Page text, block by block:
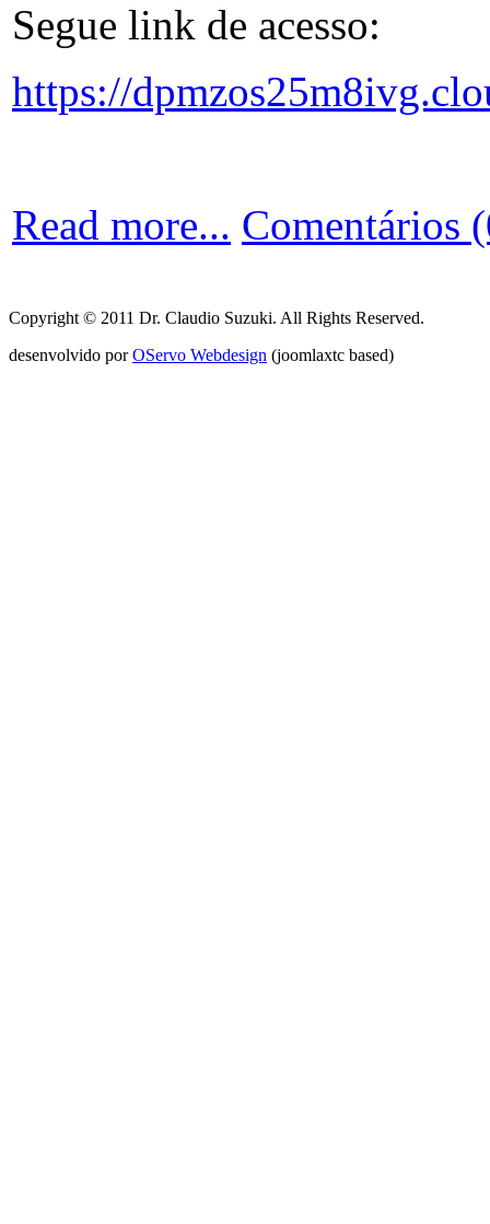
Segue link de acesso:
https://
Read more... Comentários
Copyright © 2011 Dr. Claudio Suzuki. All Rights Reserved.
desenvolvido porOServo Webdesign (joomlaxtc based)